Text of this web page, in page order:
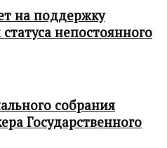
на поддержку
непостоянного
собрания
Государственного